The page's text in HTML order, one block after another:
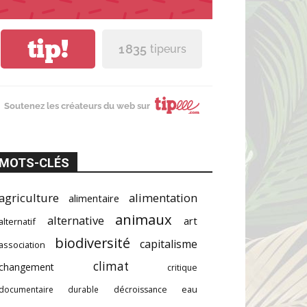
tip! 1 835 tipeurs
Soutenez les créateurs du web sur
CLÉS
alimentaire alimentation
alternative animaux art
biodiversité capitalisme
climat
critique
durable décroissance eau